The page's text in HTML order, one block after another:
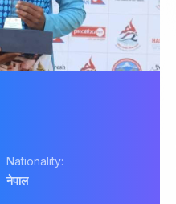
Nationality:
नेपाल